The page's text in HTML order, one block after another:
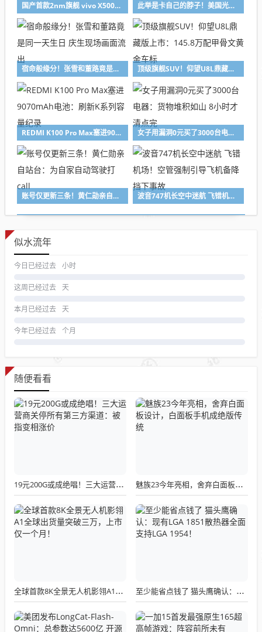
国产首款2nm旗舰 vivo X500系列敲定9月登场：首发天玑9600 Pro 此举是卡自己的脖子！美国光模块禁令遭反呛：两年内根本找不到替代
宿命般缘分！张雪和董路竟是同一天生日 庆生现场画面流出 顶级旗舰SUV！仰望U8L鼎藏版上市：145.8万配甲骨文黄金车标
REDMI K100 Pro Max塞进9070mAh电池：刷新K系列容量纪录 女子用漏洞0元买了3000台电器：货物堆积如山 8小时才清点完
账号仅更新三条！黄仁勋亲自站台：为自家自动驾驶打call 波音747机长空中迷航 飞错机场！空管强制引导飞机备降 挡下事故
似水流年
今日已经过去 小时
这周已经过去 天
本月已经过去 天
今年已经过去 个月
随便看看
19元200G或成绝唱！三大运营商关停所有第三方渠道：被指变相涨价 魅族23今年亮相，舍弃白面板设计，白面板手机成绝版传统
全球首款8K全景无人机影翎A1全球出货量突破三万，上市仅一个月！ 至少能省点钱了 猫头鹰确认：现有LGA 1851散热器全面支持LGA 1954！